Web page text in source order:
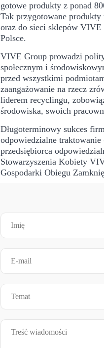
gotowe produkty z ponad
Tak przygotowane
oraz do sieci sklepów VIVE
Polsce.
VIVE Group prowadzi
społecznym i
przed wszystkimi
zaangażowanie na rzecz
liderem recyclingu,
środowiska, swoich
Długoterminowy sukces
odpowiedzialne
przedsiębiorca
Stowarzyszenia Kobiety
Gospodarki Obiegu